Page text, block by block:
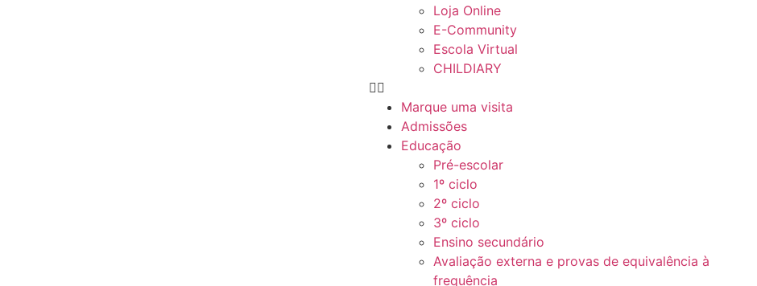
Loja Online
E-Community
Escola Virtual
CHILDIARY
Marque uma visita
Admissões
Educação
Pré-escolar
1º ciclo
2º ciclo
3º ciclo
Ensino secundário
Avaliação externa e provas de equivalência à
frequência